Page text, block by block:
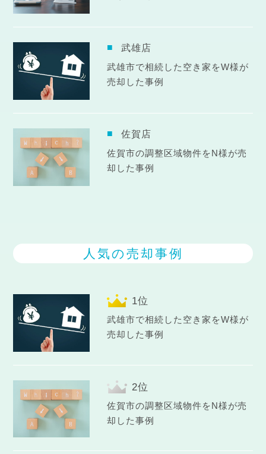
武雄店
武雄市で相続した空き家をW様が
売却した事例
佐賀店
佐賀市の調整区域物件をN様が売
却した事例
人気の売却事例
武雄市で相続した空き家をW様が
売却した事例
佐賀市の調整区域物件をN様が売
却した事例